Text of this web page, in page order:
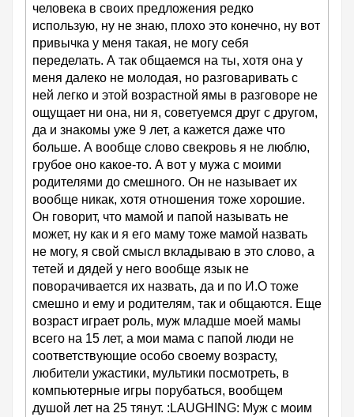
человека в своих предложения редко
использую, ну не знаю, плохо это конечно, ну вот
привычка у меня такая, не могу себя
переделать. А так общаемся на ты, хотя она у
меня далеко не молодая, но разговаривать с
ней легко и этой возрастной ямы в разговоре не
ощущает ни она, ни я, советуемся друг с другом,
да и знакомы уже 9 лет, а кажется даже что
больше. А вообще слово свекровь я не люблю,
грубое оно какое-то. А вот у мужа с моими
родителями до смешного. Он не называет их
вообще никак, хотя отношения тоже хорошие.
Он говорит, что мамой и папой называть не
может, ну как и я его маму тоже мамой назвать
не могу, я свой смысл вкладываю в это слово, а
тетей и дядей у него вообще язык не
поворачивается их назвать, да и по И.О тоже
смешно и ему и родителям, так и общаются. Еще
возраст играет роль, муж младше моей мамы
всего на 15 лет, а мои мама с папой люди не
соответствующие особо своему возрасту,
любители ужастики, мультики посмотреть, в
компьютерные игры порубаться, вообщем
душой лет на 25 тянут. :LAUGHING: Муж с моим